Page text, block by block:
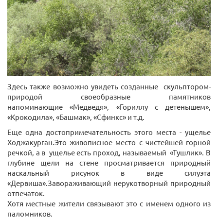
Здесь также возможно увидеть созданные скульптором-
природой своеобразные памятников
напоминающие «Медведя», «Гориллу с детенышем»,
«Крокодила», «Башмак», «Сфинкс» и т.д.
Еще одна достопримечательность этого места - ущелье
Ходжакурган.Это живописное место с чистейшей горной
речкой, а в ущелье есть проход, называемый «Тушлик». В
глубине щели на стене просматривается природный
наскальный рисунок в виде силуэта
«Дервиша».Завораживающий нерукотворный природный
отпечаток.
Хотя местные жители связывают это с именем одного из
паломников.